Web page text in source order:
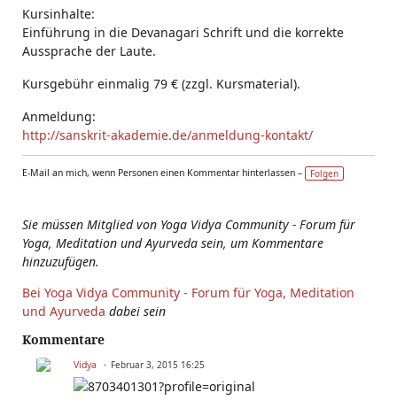
Kursinhalte:
Einführung in die Devanagari Schrift und die korrekte
Aussprache der Laute.
Kursgebühr einmalig 79 € (zzgl. Kursmaterial).
Anmeldung:
http://sanskrit-akademie.de/anmeldung-kontakt/
E-Mail an mich, wenn Personen einen Kommentar hinterlassen – Folgen
Sie müssen Mitglied von Yoga Vidya Community - Forum für
Yoga, Meditation und Ayurveda sein, um Kommentare
hinzuzufügen.
Bei Yoga Vidya Community - Forum für Yoga, Meditation
und Ayurveda dabei sein
Kommentare
Vidya Februar 3, 2015 16:25